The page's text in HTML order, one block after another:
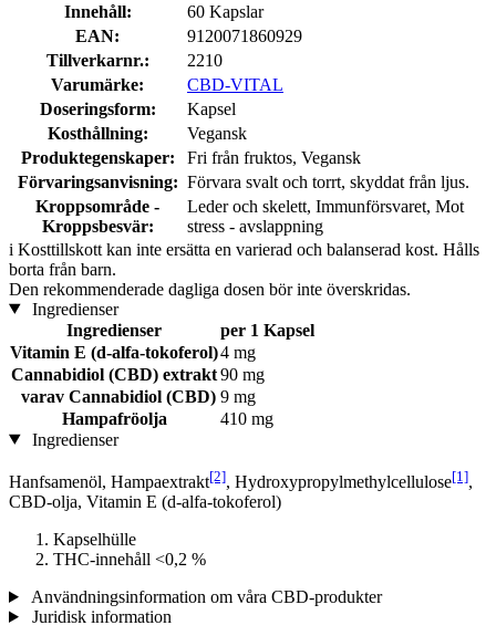
Innehåll:
60 Kapslar
EAN:
9120071860929
Tillverkarnr.:
2210
Varumärke:
CBD-VITAL
Doseringsform:
Kapsel
Kosthållning:
Vegansk
Produktegenskaper:
Fri från fruktos, Vegansk
Förvaringsanvisning: Förvara svalt och torrt, skyddat från ljus.
Kroppsområde -
Kroppsbesvär:
Leder och skelett, Immunförsvaret, Mot
stress - avslappning
i Kosttillskott kan inte ersätta en varierad och balanserad kost. Hålls
borta från barn.
Den rekommenderade dagliga dosen bör inte överskridas.
Ingredienser
Ingredienser
per 1 Kapsel
Vitamin E (d-alfa-tokoferol)4 mg
Cannabidiol (CBD) extrakt90 mg
varav Cannabidiol (CBD) 9 mg
Hampafröolja
410 mg
Ingredienser
Hanfsamenöl, Hampaextrakt[2], Hydroxypropylmethylcellulose[1],
CBD-olja, Vitamin E (d-alfa-tokoferol)
Kapselhülle
THC-innehåll <0,2 %
Användningsinformation om våra CBD-produkter
Juridisk information